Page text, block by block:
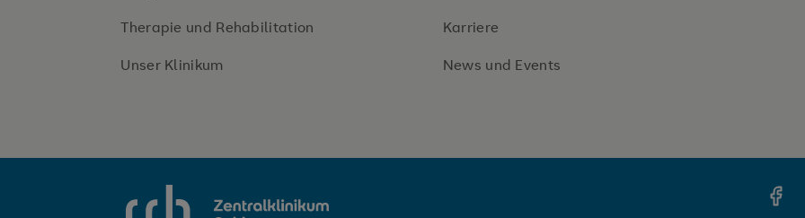
Therapie und Rehabilitation
Unser Klinikum
Karriere
News und Events